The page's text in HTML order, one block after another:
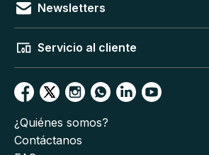
Newsletters
Servicio al cliente
¿Quiénes somos?
Contáctanos